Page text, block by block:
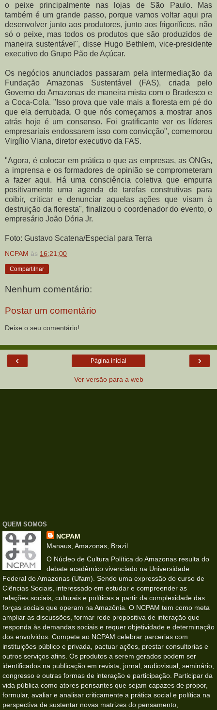
o peixe principalmente nas lojas de São Paulo. Mas
também é um grande passo, porque vamos voltar aqui pra
desenvolver junto aos produtores, junto aos frigoríficos, não
só o peixe, mas todos os produtos que são produzidos de
maneira sustentável", disse Hugo Bethlem, vice-presidente
executivo do Grupo Pão de Açúcar.
Os negócios anunciados passaram pela intermediação da
Fundação Amazonas Sustentável (FAS), criada pelo
Governo do Amazonas de maneira mista com o Bradesco e
a Coca-Cola. "Isso prova que vale mais a floresta em pé do
que ela derrubada. O que nós começamos a mostrar anos
atrás hoje é um consenso. Foi gratificante ver os líderes
empresariais endossarem isso com convicção", comemorou
Virgílio Viana, diretor executivo da FAS.
"Agora, é colocar em prática o que as empresas, as ONGs,
a imprensa e os formadores de opinião se comprometeram
a fazer aqui. Há uma consciência coletiva que empurra
positivamente uma agenda de tarefas construtivas para
coibir, criticar e denunciar aquelas ações que visam à
destruição da floresta", finalizou o coordenador do evento, o
empresário João Dória Jr.
Foto: Gustavo Scatena/Especial para Terra
NCPAM às 16:21:00
Compartilhar
Nenhum comentário:
Postar um comentário
Deixe o seu comentário!
‹ ›
Página inicial
Ver versão para a web
QUEM SOMOS
NCPAM
Manaus, Amazonas, Brazil
O Núcleo de Cultura Política do Amazonas resulta do
debate acadêmico vivenciado na Universidade
Federal do Amazonas (Ufam). Sendo uma expressão do curso de
Ciências Sociais, interessado em estudar e compreender as
relações sociais, culturais e políticas a partir da complexidade das
forças sociais que operam na Amazônia. O NCPAM tem como meta
ampliar as discussões, formar rede propositiva de interação que
responda às demandas sociais e requer objetividade e determinação
dos envolvidos. Compete ao NCPAM celebrar parcerias com
instituições público e privada, pactuar ações, prestar consultorias e
outros serviços afins. Os produtos a serem gerados podem ser
identificados na publicação em revista, jornal, audiovisual, seminário,
congresso e outras formas de interação e participação. Participar da
vida pública como atores pensantes que sejam capazes de propor,
formular, avaliar e analisar criticamente a prática social e política na
perspectiva de sustentar novas matrizes do pensamento,